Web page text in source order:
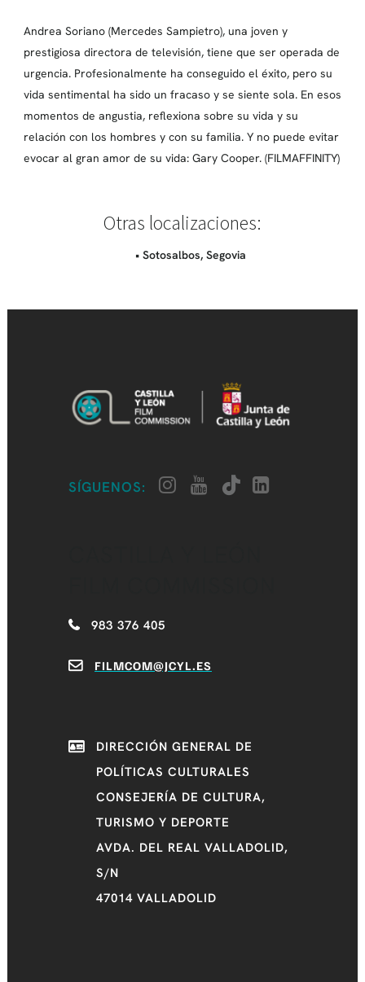
Andrea Soriano (Mercedes Sampietro), una joven y
prestigiosa directora de televisión, tiene que ser operada de
urgencia. Profesionalmente ha conseguido el éxito, pero su
vida sentimental ha sido un fracaso y se siente sola. En esos
momentos de angustia, reflexiona sobre su vida y su
relación con los hombres y con su familia. Y no puede evitar
evocar al gran amor de su vida: Gary Cooper. (FILMAFFINITY)
Otras localizaciones:
• Sotosalbos, Segovia
SÍGUENOS:
983 376 405
FILMCOM@JCYL.ES
DIRECCIÓN GENERAL DE
POLÍTICAS CULTURALES
CONSEJERÍA DE CULTURA,
TURISMO Y DEPORTE
AVDA. DEL REAL VALLADOLID,
S/N
47014 VALLADOLID